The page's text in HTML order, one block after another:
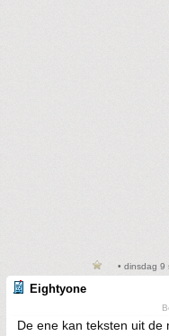
• dinsdag 9
Eightyone
De ene kan teksten uit